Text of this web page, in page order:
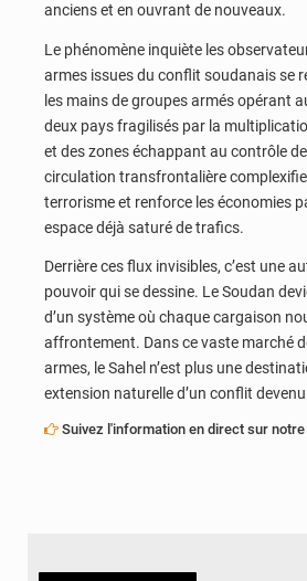
anciens et en ouvrant de nouveaux.
Le phénomène inquiète les
armes issues du conflit soudanais se
les mains de groupes armés opérant
deux pays fragilisés par la
et des zones échappant au contrôle
circulation transfrontalière
terrorisme et renforce les économies
espace déjà saturé de trafics.
Derrière ces flux invisibles, c’est une
pouvoir qui se dessine. Le Soudan
d’un système où chaque cargaison
affrontement. Dans ce vaste marché
armes, le Sahel n’est plus une
extension naturelle d’un conflit
Suivez l'information en direct sur